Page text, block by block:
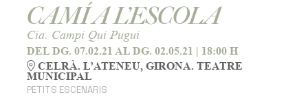
CAMÍ A L’ESCOLA
Cia. Campi Qui Pugui
DEL DG. 07.02.21 AL DG. 02.05.21 | 18:00 H
CELRÀ. L’ATENEU, GIRONA. TEATRE
MUNICIPAL
PETITS ESCENARIS